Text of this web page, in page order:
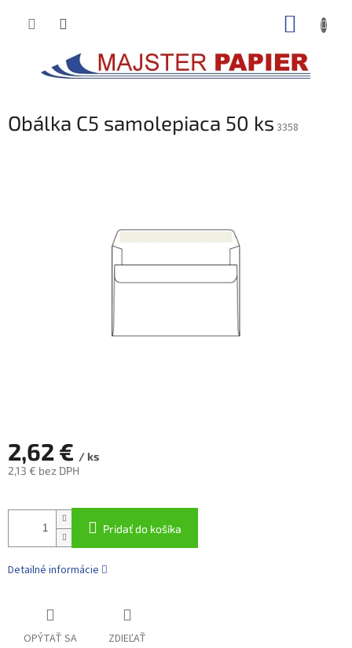
Obálka C5 samolepiaca 50 ks 3358
2,62 € / ks
2,13 € bez DPH
cena:
Pridať do košíka
Detailné informácie
OPÝTAŤ SA ZDIEĽAŤ